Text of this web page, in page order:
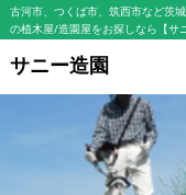
古河市、つくば市、筑西市など茨
の植木屋/造園屋をお探しなら【サ
サニー造園